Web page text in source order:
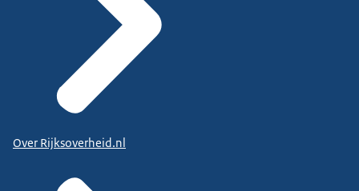
Over Rijksoverheid.nl